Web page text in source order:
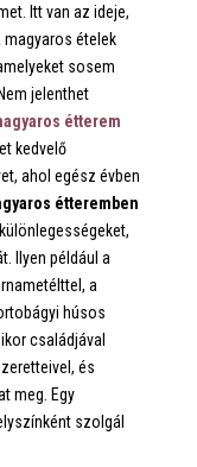
Itt van az ideje,
ételek
sosem
jelenthet
étterem
kedvelő
ahol egész évben
étteremben
Ilyen például a
a
húsos
családjával
és
meg. Egy
szolgál